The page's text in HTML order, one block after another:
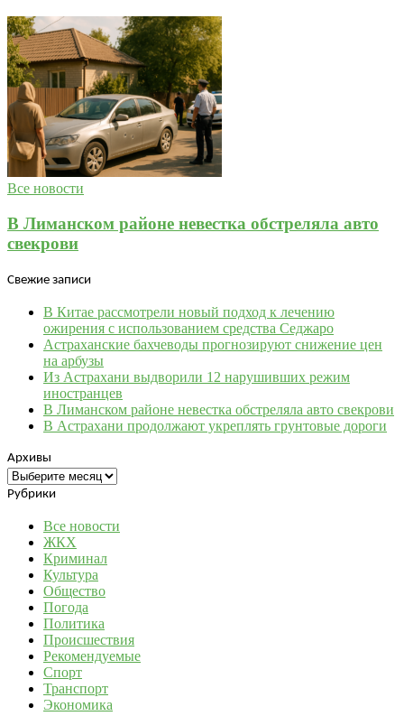
Все новости
В Лиманском районе невестка обстреляла авто
свекрови
Свежие записи
В Китае рассмотрели новый подход к лечению
ожирения с использованием средства Седжаро
Астраханские бахчеводы прогнозируют снижение цен
на арбузы
Из Астрахани выдворили 12 нарушивших режим
иностранцев
В Лиманском районе невестка обстреляла авто свекрови
В Астрахани продолжают укреплять грунтовые дороги
Архивы
Архивы
Рубрики
Все новости
ЖКХ
Криминал
Культура
Общество
Погода
Политика
Происшествия
Рекомендуемые
Спорт
Транспорт
Экономика